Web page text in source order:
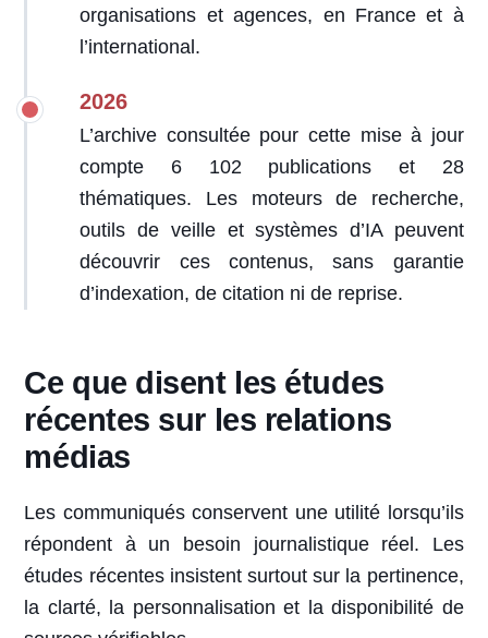
organisations et agences, en France et à
l’international.
2026
L’archive consultée pour cette mise à jour
compte 6 102 publications et 28
thématiques. Les moteurs de recherche,
outils de veille et systèmes d’IA peuvent
découvrir ces contenus, sans garantie
d’indexation, de citation ni de reprise.
Ce que disent les études
récentes sur les relations
médias
Les communiqués conservent une utilité lorsqu’ils
répondent à un besoin journalistique réel. Les
études récentes insistent surtout sur la pertinence,
la clarté, la personnalisation et la disponibilité de